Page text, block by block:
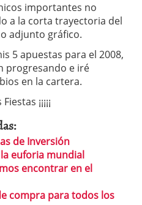
importantes no
a la corta trayectoria del
adjunto gráfico.
5 apuestas para el 2008,
progresando e iré
en la cartera.
¡¡¡¡¡
de Inversión
euforia mundial
encontrar en el
compra para todos los